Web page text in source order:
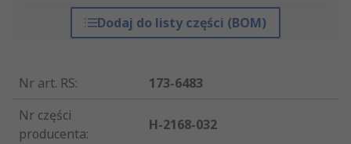
Dodaj do listy części (BOM)
Nr art. RS:
173-6483
Nr części
producenta:
H-2168-032